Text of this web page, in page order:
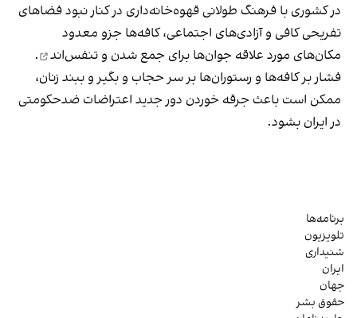
در کشوری با فرهنگ طولانی قهوه‌‌خانه‌داری در کنار نبود فضاهای
تفریحی کافی و آزادی‌های اجتماعی، کافه‌ها جزو معدود
مکان‌های مورد علاقه جوان‌ها برای جمع شدن و تنفس‌اند
.
فشار بر کافه‌ها و رستوران‌ها بر سر حجاب و بگیر و ببند زنان،
ممکن است باعث جرقه خوردن دور جدید اعتراضات ضدحکومتی
در ایران بشود.
برنامه‌ها
تلویزیون
شنیداری
ایران
جهان
حقوق بشر